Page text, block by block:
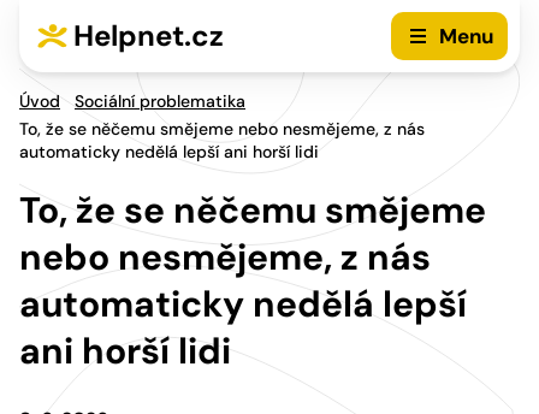
Helpnet.cz Menu
Úvod
Sociální problematika
To, že se něčemu smějeme nebo nesmějeme, z nás
automaticky nedělá lepší ani horší lidi
To, že se něčemu smějeme
nebo nesmějeme, z nás
automaticky nedělá lepší
ani horší lidi